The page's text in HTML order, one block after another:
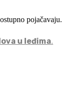
pojačavaju.
u leđima.